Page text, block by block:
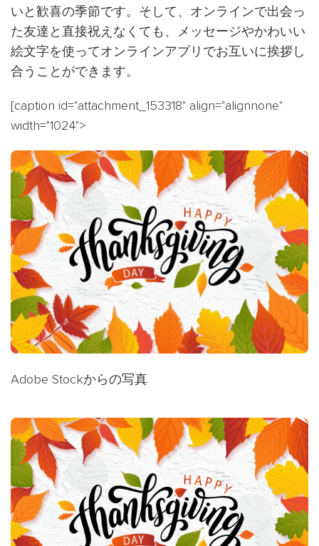
いと歓喜の季節です。そして、オンラインで出会っ
た友達と直接祝えなくても、メッセージやかわいい
絵文字を使ってオンラインアプリでお互いに挨拶し
合うことができます。
[caption id="attachment_153318" align="alignnone"
width="1024">
Adobe Stockからの写真